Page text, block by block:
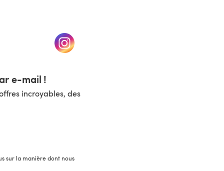
nouvel onglet) (s'ouvre dans un nouvel onglet)
e-mail !
incroyables, des
sur la manière dont nous